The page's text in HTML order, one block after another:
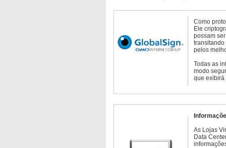
Como
Ele
possam
transitando
pelos
Todas as
modo
que exibirá
As Lojas
Data